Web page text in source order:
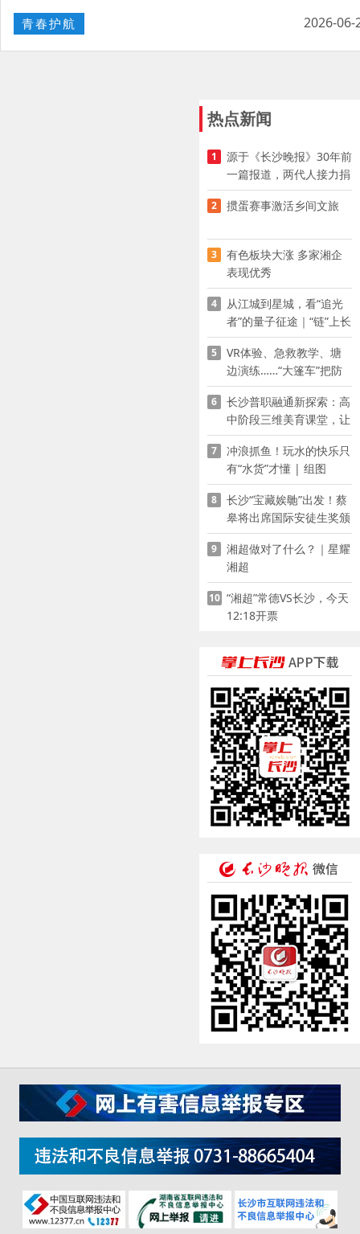
青春护航 2026-06-
热点新闻
1
源于《长沙晚报》30年前
一篇报道，两代人接力捐
资助学
2 掼蛋赛事激活乡间文旅
3
有色板块大涨 多家湘企
表现优秀
4
从江城到星城，看“追光
者”的量子征途｜“链”上长
沙 “才”够硬核
5
VR体验、急救教学、塘
边演练……“大篷车”把防
溺水课堂搬到乡村青少年
家门口
6
长沙普职融通新探索：高
中阶段三维美育课堂，让
少年向美而生
7
冲浪抓鱼！玩水的快乐只
有“水货”才懂 | 组图
8
长沙“宝藏娭毑”出发！蔡
皋将出席国际安徒生奖颁
奖典礼并领奖
9
湘超做对了什么？｜星耀
湘超
10 “湘超”常德VS长沙，今天
12:18开票